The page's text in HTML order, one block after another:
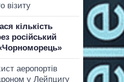
візиту
кількість
російський
аеропортів
у Лейпцигу